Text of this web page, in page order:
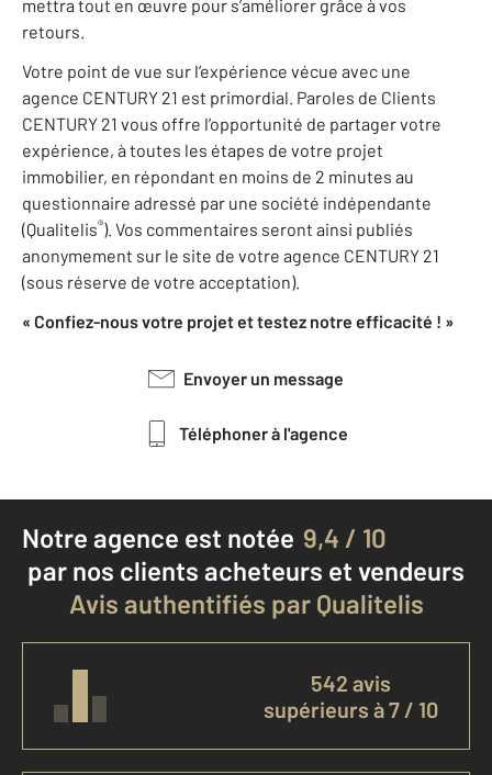
mettra tout en œuvre pour s’améliorer grâce à vos
retours.
Votre point de vue sur l’expérience vécue avec une
agence CENTURY 21 est primordial. Paroles de Clients
CENTURY 21 vous offre l’opportunité de partager votre
expérience, à toutes les étapes de votre projet
immobilier, en répondant en moins de 2 minutes au
questionnaire adressé par une société indépendante
(Qualitelis®). Vos commentaires seront ainsi publiés
anonymement sur le site de votre agence CENTURY 21
(sous réserve de votre acceptation).
« Confiez-nous votre projet et testez notre efficacité ! »
Envoyer un message
Téléphoner à l'agence
Notre agence est notée 9,4 / 10
par nos clients acheteurs et vendeurs
Avis authentifiés par Qualitelis
542 avis
supérieurs à 7 / 10